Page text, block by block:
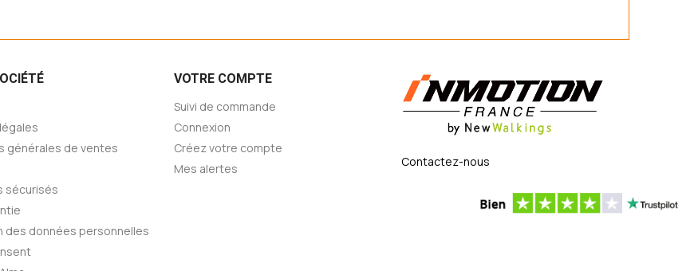
générales de ventes
sécurisés
des données personnelles
VOTRE COMPTE
Suivi de commande
Connexion
Créez votre compte
Mes alertes
Contactez-nous